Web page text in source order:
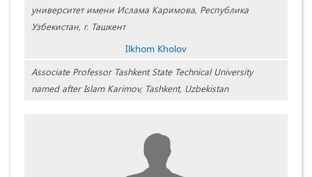
университет имени Ислама Каримова, Республика
Узбекистан, г. Ташкент
Ilkhom Kholov
Associate Professor Tashkent State Technical University
named after Islam Karimov, Tashkent, Uzbekistan